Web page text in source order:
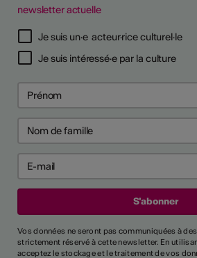
D'ARTISTES
newsletter actuelle
Je suis un·e acteur·rice culturel·le
Je suis intéressé·e par la culture
Vos données ne seront pas communiquées à
strictement réservé à cette newsletter. En
acceptez le stockage et le traitement de vos